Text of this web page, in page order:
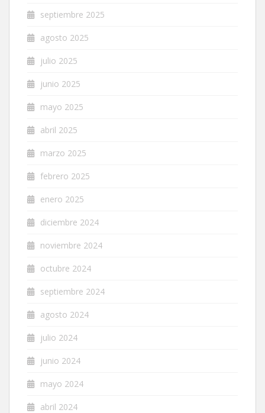
septiembre 2025
agosto 2025
julio 2025
junio 2025
mayo 2025
abril 2025
marzo 2025
febrero 2025
enero 2025
diciembre 2024
noviembre 2024
octubre 2024
septiembre 2024
agosto 2024
julio 2024
junio 2024
mayo 2024
abril 2024